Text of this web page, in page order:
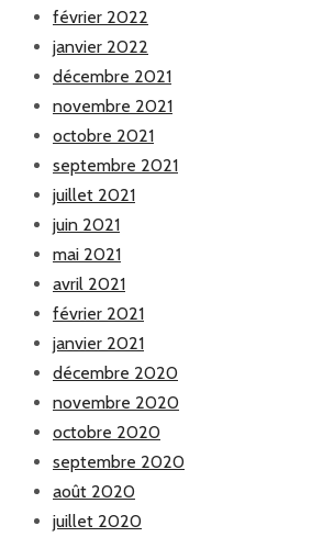
février 2022
janvier 2022
décembre 2021
novembre 2021
octobre 2021
septembre 2021
juillet 2021
juin 2021
mai 2021
avril 2021
février 2021
janvier 2021
décembre 2020
novembre 2020
octobre 2020
septembre 2020
août 2020
juillet 2020